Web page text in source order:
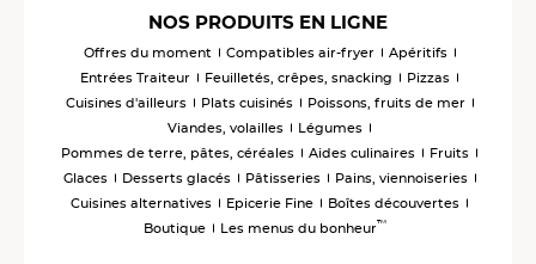
NOS PRODUITS EN LIGNE
Offres du moment Compatibles air-fryer
Apéritifs
Entrées Traiteur
Feuilletés, crêpes, snacking
Pizzas
Cuisines d'ailleurs
Plats cuisinés
Poissons, fruits de mer
Viandes, volailles
Légumes
Pommes de terre, pâtes, céréales
Aides culinaires
Fruits
Glaces
Desserts glacés Pâtisseries
Pains, viennoiseries
Cuisines alternatives
Epicerie Fine
Boîtes découvertes
Boutique
Les menus du bonheur™